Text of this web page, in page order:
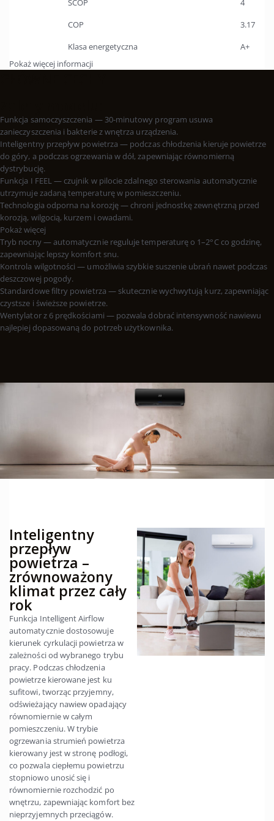
COP
3.17
Klasa energetyczna
A+
Pokaż więcej informacji
Funkcja samoczyszczenia — 30-minutowy program usuwa
zanieczyszczenia i bakterie z wnętrza urządzenia.
Inteligentny przepływ powietrza — podczas chłodzenia kieruje powietrze
do góry, a podczas ogrzewania w dół, zapewniając równomierną
dystrybucję.
Funkcja I FEEL — czujnik w pilocie zdalnego sterowania automatycznie
utrzymuje zadaną temperaturę w pomieszczeniu.
Technologia odporna na korozję — chroni jednostkę zewnętrzną przed
korozją, wilgocią, kurzem i owadami.
Pokaż więcej
Tryb nocny — automatycznie reguluje temperaturę o 1–2°C co godzinę,
zapewniając lepszy komfort snu.
Kontrola wilgotności — umożliwia szybkie suszenie ubrań nawet podczas
deszczowej pogody.
Standardowe filtry powietrza — skutecznie wychwytują kurz, zapewniając
czystsze i świeższe powietrze.
Wentylator z 6 prędkościami — pozwala dobrać intensywność nawiewu
najlepiej dopasowaną do potrzeb użytkownika.
Inteligentny
przepływ
powietrza –
zrównoważony
klimat przez cały
rok
Funkcja Intelligent Airflow
automatycznie dostosowuje
kierunek cyrkulacji powietrza w
zależności od wybranego trybu
pracy. Podczas chłodzenia
powietrze kierowane jest ku
sufitowi, tworząc przyjemny,
odświeżający nawiew opadający
równomiernie w całym
pomieszczeniu. W trybie
ogrzewania strumień powietrza
kierowany jest w stronę podłogi,
co pozwala ciepłemu powietrzu
stopniowo unosić się i
równomiernie rozchodzić po
wnętrzu, zapewniając komfort bez
nieprzyjemnych przeciągów.